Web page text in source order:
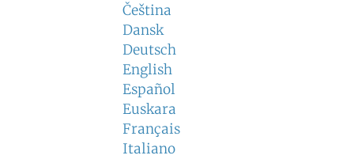
Čeština
Dansk
Deutsch
English
Español
Euskara
Français
Italiano